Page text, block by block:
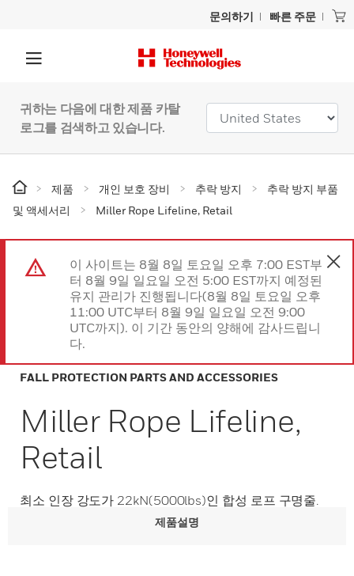
문의하기 빠른 주문
귀하는 다음에 대한 제품 카탈
로그를 검색하고 있습니다.
제품 개인 보호 장비 추락 방지
추락 방지 부품
및 액세서리
Miller Rope Lifeline, Retail
이 사이트는 8월 8일 토요일 오후 7:00 EST부
터 8월 9일 일요일 오전 5:00 EST까지 예정된
유지 관리가 진행됩니다(8월 8일 토요일 오후
11:00 UTC부터 8월 9일 일요일 오전 9:00
UTC까지). 이 기간 동안의 양해에 감사드립니
다.
FALL PROTECTION PARTS AND ACCESSORIES
Miller Rope Lifeline,
Retail
최소 인장 강도가 22kN(5000lbs)인 합성 로프 구명줄.
제품설명